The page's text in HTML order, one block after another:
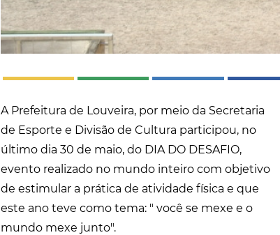
A Prefeitura de Louveira, por meio da Secretaria
de Esporte e Divisão de Cultura participou, no
último dia 30 de maio, do DIA DO DESAFIO,
evento realizado no mundo inteiro com objetivo
de estimular a prática de atividade física e que
este ano teve como tema: " você se mexe e o
mundo mexe junto".